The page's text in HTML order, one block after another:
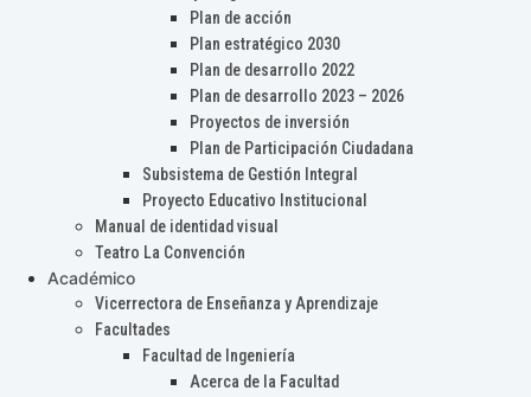
Plan de acción
Plan estratégico 2030
Plan de desarrollo 2022
Plan de desarrollo 2023 – 2026
Proyectos de inversión
Plan de Participación Ciudadana
Subsistema de Gestión Integral
Proyecto Educativo Institucional
Manual de identidad visual
Teatro La Convención
Académico
Vicerrectora de Enseñanza y Aprendizaje
Facultades
Facultad de Ingeniería
Acerca de la Facultad